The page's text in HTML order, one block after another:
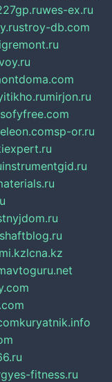
wes-ex.ru
stroy-db.com
mirjon.ru
sp-or.ru
instrumentgid.ru
lcna.kz
avtoguru.net
kuryatnik.info
yes-fitness.ru